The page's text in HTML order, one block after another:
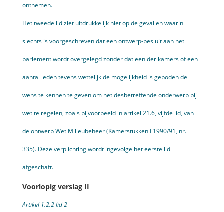
ontnemen.
Het tweede lid ziet uitdrukkelijk niet op de gevallen waarin
slechts is voorgeschreven dat een ontwerp-besluit aan het
parlement wordt overgelegd zonder dat een der kamers of een
aantal leden tevens wettelijk de mogelijkheid is geboden de
wens te kennen te geven om het desbetreffende onderwerp bij
wet te regelen, zoals bijvoorbeeld in artikel 21.6, vijfde lid, van
de ontwerp Wet Milieubeheer (Kamerstukken I 1990/91, nr.
335). Deze verplichting wordt ingevolge het eerste lid
afgeschaft.
Voorlopig verslag II
Artikel 1.2.2 lid 2